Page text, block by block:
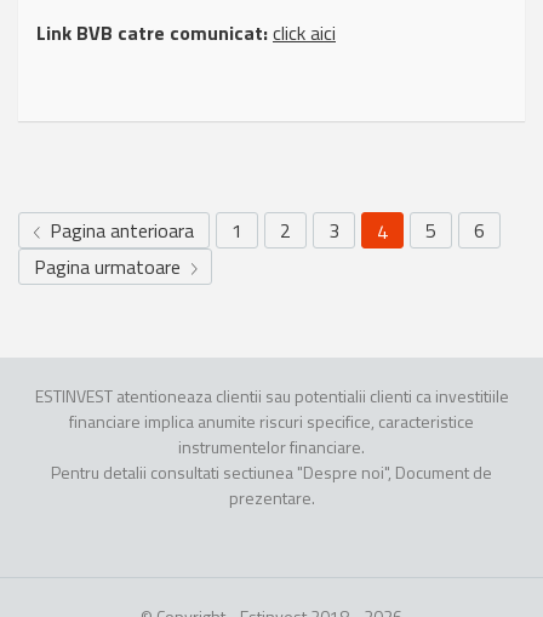
Link BVB catre comunicat:click aici
Pagina anterioara 1 2 3 4 5
6
Pagina urmatoare
ESTINVEST atentioneaza clientii sau potentialii clienti ca investitiile
financiare implica anumite riscuri specifice, caracteristice
instrumentelor financiare.
Pentru detalii consultati sectiunea "Despre noi", Document de
prezentare.